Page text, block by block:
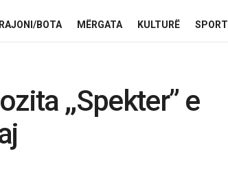
BOTA MËRGATA KULTURË SPORT
,,Spekter” e